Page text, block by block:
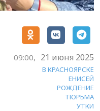
09:00, 21 июня 2025
В КРАСНОЯРСКЕ
ЕНИСЕЙ
РОЖДЕНИЕ
ТЮРЬМА
УТКИ